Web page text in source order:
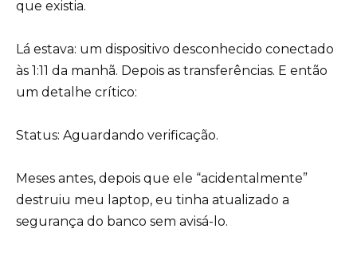
que existia.
Lá estava: um dispositivo desconhecido conectado
às 1:11 da manhã. Depois as transferências. E então
um detalhe crítico:
Status: Aguardando verificação.
Meses antes, depois que ele “acidentalmente”
destruiu meu laptop, eu tinha atualizado a
segurança do banco sem avisá-lo.